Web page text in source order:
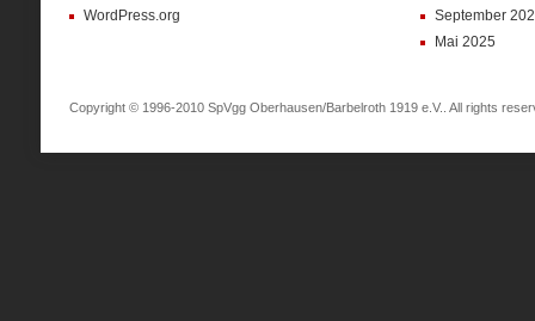
WordPress.org
September
Mai 2025
Copyright © 1996-2010 SpVgg Oberhausen/Barbelroth 1919 e.V.. All rights